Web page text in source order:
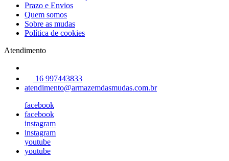
Prazo e Envios
Quem somos
Sobre as mudas
Política de cookies
Atendimento
16 997443833
atendimento@armazemdasmudas.com.br
facebook
facebook
instagram
instagram
youtube
youtube